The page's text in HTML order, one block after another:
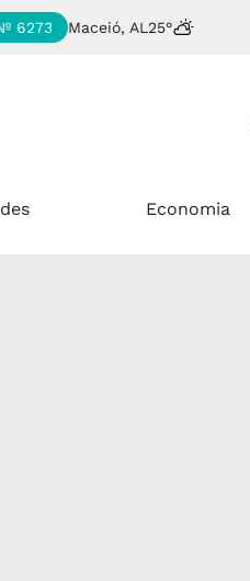
6273 Maceió, AL 25°
Economia